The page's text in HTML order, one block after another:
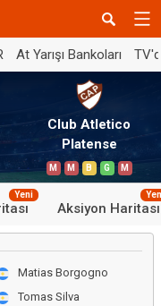
At Yarışı Bankoları
Club Atletico
Platense
M M B G M
Yeni
Aksiyon Haritası
Matias Borgogno
Tomas Silva